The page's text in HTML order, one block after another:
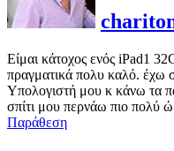
Είμαι κάτοχος ενός iPad1
πραγματικά πολυ καλό. έχω
Υπολογιστή μου κ κάνω τα
σπίτι μου περνάω πιο πολύ
Παράθεση